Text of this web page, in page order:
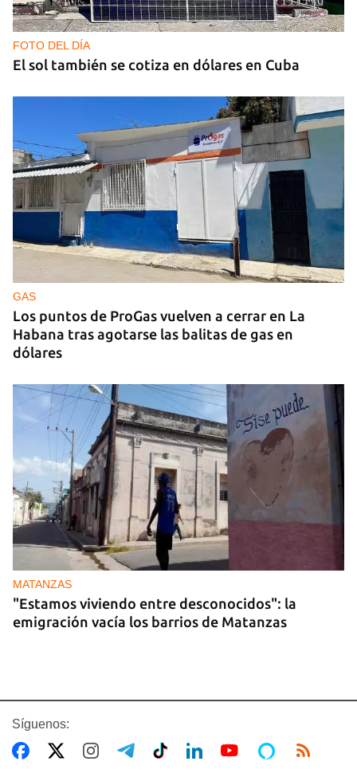
Ucrania ataca otro centro logístico del Amazon
ruso, esta vez en los Urales
FOTO DEL DÍA
El sol también se cotiza en dólares en Cuba
GAS
Los puntos de ProGas vuelven a cerrar en La
Habana tras agotarse las balitas de gas en
dólares
MATANZAS
"Estamos viviendo entre desconocidos": la
emigración vacía los barrios de Matanzas
Síguenos: